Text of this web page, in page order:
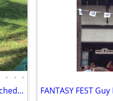
• • •
🏡 Apartments for Lease in Key West – Schedule a Tour Today!